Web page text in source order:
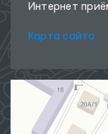
Интернет
Карта сайта